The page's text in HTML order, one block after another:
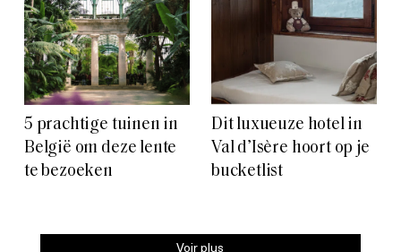
5 prachtige tuinen in
België om deze lente
te bezoeken
Dit luxueuze hotel in
Val d’Isère hoort op je
bucketlist
Voir plus